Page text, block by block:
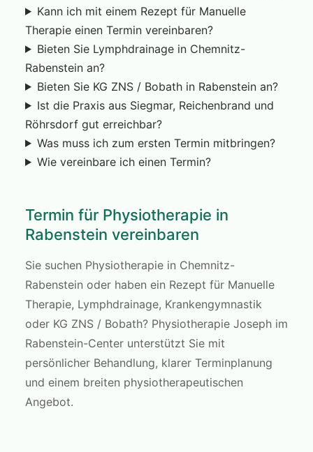
Kann ich mit einem Rezept für Manuelle
Therapie einen Termin vereinbaren?
Bieten Sie Lymphdrainage in Chemnitz-
Rabenstein an?
Bieten Sie KG ZNS / Bobath in Rabenstein an?
Ist die Praxis aus Siegmar, Reichenbrand und
Röhrsdorf gut erreichbar?
Was muss ich zum ersten Termin mitbringen?
Wie vereinbare ich einen Termin?
Termin für Physiotherapie in
Rabenstein vereinbaren
Sie suchen Physiotherapie in Chemnitz-
Rabenstein oder haben ein Rezept für Manuelle
Therapie, Lymphdrainage, Krankengymnastik
oder KG ZNS / Bobath? Physiotherapie Joseph im
Rabenstein-Center unterstützt Sie mit
persönlicher Behandlung, klarer Terminplanung
und einem breiten physiotherapeutischen
Angebot.